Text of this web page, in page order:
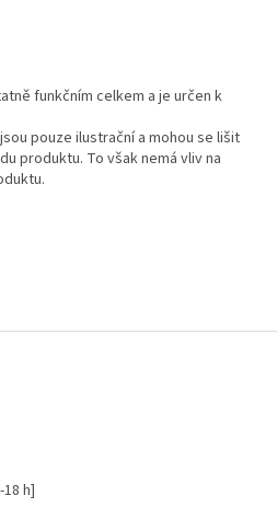
funkčním celkem a je určen k
pouze ilustrační a mohou se lišit
produktu. To však nemá vliv na
h]